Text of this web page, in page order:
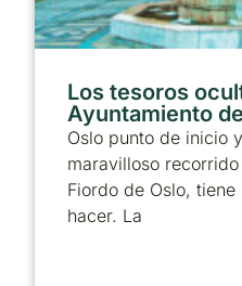
Los tesoros
Ayuntamiento
Oslo punto de inicio
maravilloso
Fiordo de Oslo,
hacer. La